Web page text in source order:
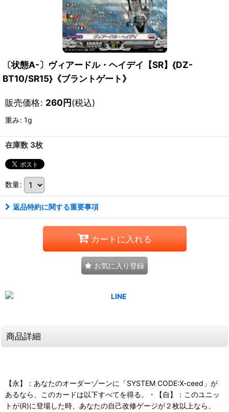
〔状態A-〕ヴィアードル・ヘイデイ【SR】{DZ-
BT10/SR15}《ブラントゲート》
販売価格: 260円(税込)
重み: 1g
在庫数 3枚
数量:
返品特約に関する重要事項
カートに入れる
お気に入り登録
商品詳細
【永】：あなたのオーダーゾーンに「SYSTEM CODE:X-ceed」が
あるなら、このカードは以下すべてを得る。・【自】：このユニッ
トが(R)に登場した時、あなたの自己改修ゲージが２枚以上なら、